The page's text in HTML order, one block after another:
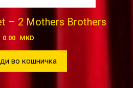
– 2 Mothers Brothers
0.00 MKD
во кошничка